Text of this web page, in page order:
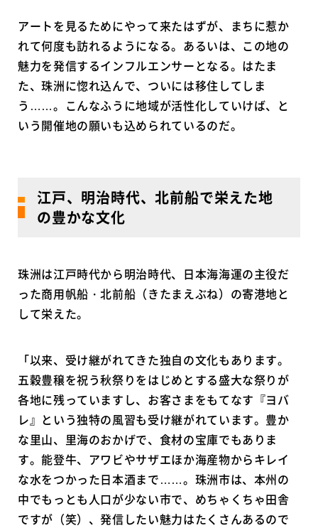
アートを見るためにやって来たはずが、まちに惹か
れて何度も訪れるようになる。あるいは、この地の
魅力を発信するインフルエンサーとなる。はたま
た、珠洲に惚れ込んで、ついには移住してしま
う……。こんなふうに地域が活性化していけば、と
いう開催地の願いも込められているのだ。
江戸、明治時代、北前船で栄えた地
の豊かな文化
珠洲は江戸時代から明治時代、日本海海運の主役だ
った商用帆船・北前船（きたまえぶね）の寄港地と
して栄えた。
「以来、受け継がれてきた独自の文化もあります。
五穀豊穣を祝う秋祭りをはじめとする盛大な祭りが
各地に残っていますし、お客さまをもてなす『ヨバ
レ』という独特の風習も受け継がれています。豊か
な里山、里海のおかげで、食材の宝庫でもありま
す。能登牛、アワビやサザエほか海産物からキレイ
な水をつかった日本酒まで……。珠洲市は、本州の
中でもっとも人口が少ない市で、めちゃくちゃ田舎
ですが（笑）、発信したい魅力はたくさんあるので